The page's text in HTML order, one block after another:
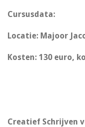
Cursusdata:
Locatie: Majoor
Kosten: 130 euro,
Creatief Schrijven